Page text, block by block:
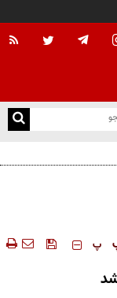
و نظامی کشور
پ